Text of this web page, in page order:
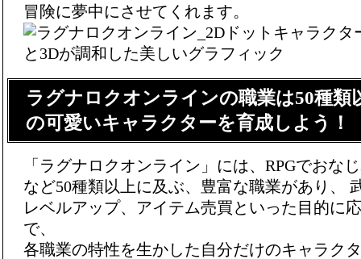
冒険に夢中にさせてくれます。
ラグナロクオンラインの職業は50種類
の可愛いキャラクターを育成しよう！
「ラグナロクオンライン」には、RPGでおな
など50種類以上に及ぶ、豊富な職業があり、
レベルアップ、アイテム売買といった目的に
で、
各職業の特性を生かした自分だけのキャラク